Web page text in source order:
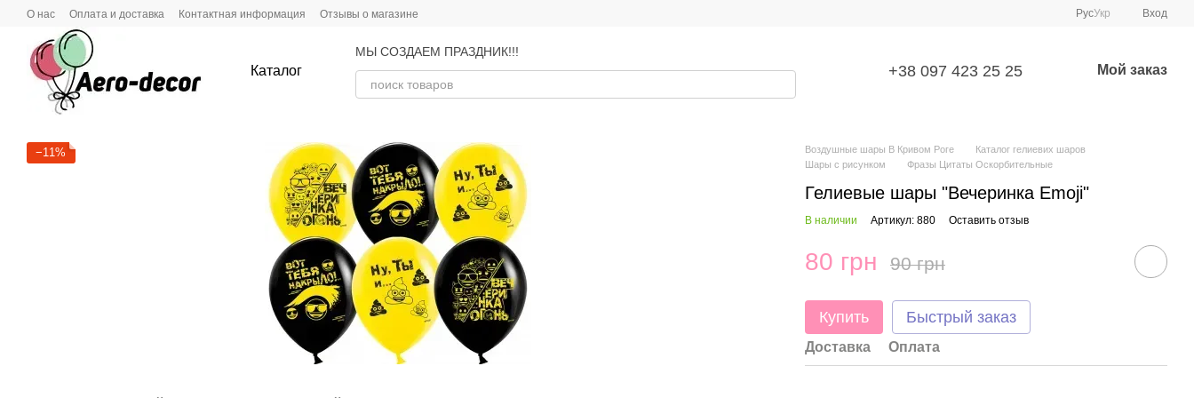
Перейти к основному контенту
О нас Оплата и доставка Контактная информация Отзывы о магазине РусУкр Вход
Каталог
МЫ СОЗДАЕМ ПРАЗДНИК!!!
+38 097 423 25 25 Мой заказ
−11% Воздушные шары В Кривом Роге
Каталог гелиевих шаров
Шары с рисунком
Фразы Цитаты Оскорбительные
Гелиевые шары "Вечеринка Emoji"
В наличии Артикул: 880 Оставить отзыв
80 грн 90 грн
Купить Быстрый заказ
Доставка Оплата